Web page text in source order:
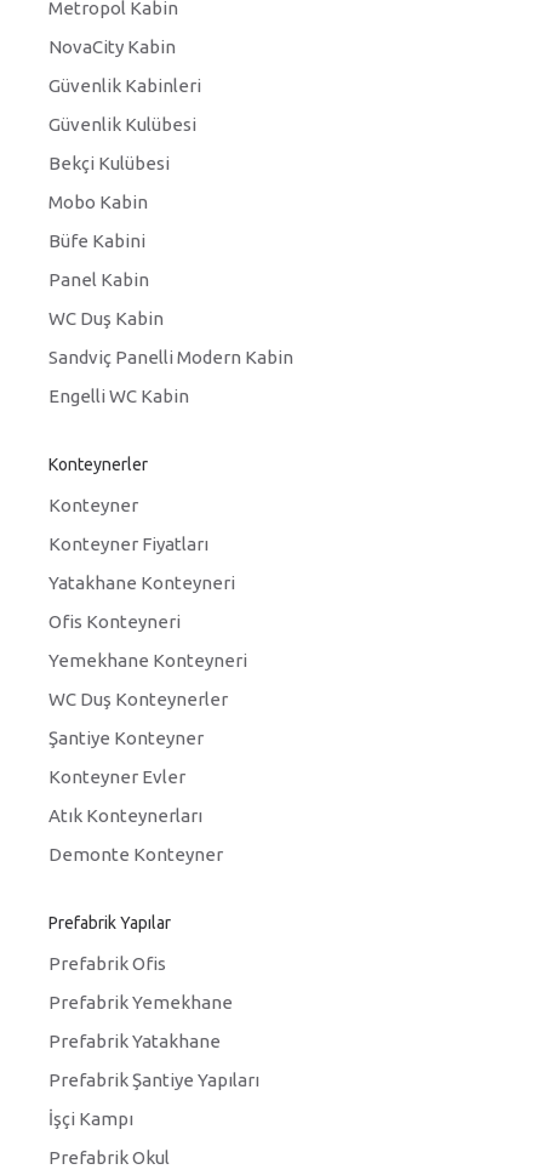
Metropol Kabin
NovaCity Kabin
Güvenlik Kabinleri
Güvenlik Kulübesi
Bekçi Kulübesi
Mobo Kabin
Büfe Kabini
Panel Kabin
WC Duş Kabin
Sandviç Panelli Modern Kabin
Engelli WC Kabin
Konteynerler
Konteyner
Konteyner Fiyatları
Yatakhane Konteyneri
Ofis Konteyneri
Yemekhane Konteyneri
WC Duş Konteynerler
Şantiye Konteyner
Konteyner Evler
Atık Konteynerları
Demonte Konteyner
Prefabrik Yapılar
Prefabrik Ofis
Prefabrik Yemekhane
Prefabrik Yatakhane
Prefabrik Şantiye Yapıları
İşçi Kampı
Prefabrik Okul